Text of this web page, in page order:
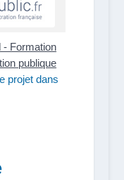
- Formation
publique
projet dans